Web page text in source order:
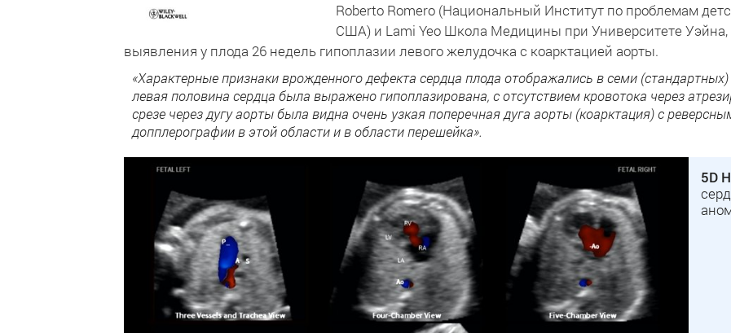
Roberto Romero (Национальный Институт по проблемам
США) и Lami Yeo Школа Медицины при Университете
выявления у плода 26 недель гипоплазии левого желудочка с коарктацией аорты.
«Характерные признаки врожденного дефекта сердца плода отображались в семи
левая половина сердца была выражено гипоплазирована, с отсутствием кровотока через
срезе через дугу аорты была видна очень узкая поперечная дуга аорты (коарктация) с
допплерографии в этой области и в области перешейка».
5D